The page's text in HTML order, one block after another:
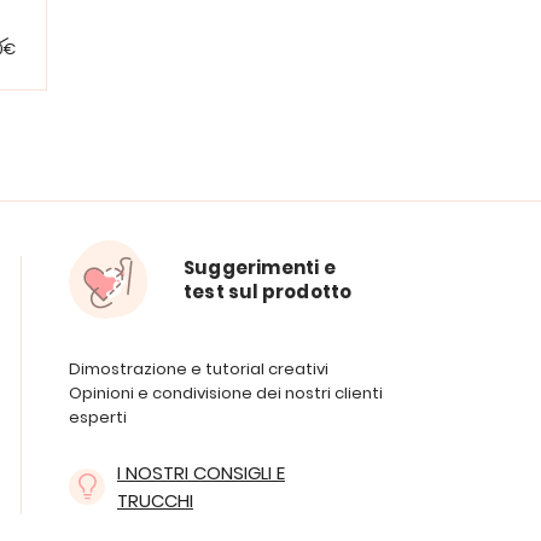
Suggerimenti e
test sul prodotto
Dimostrazione e tutorial creativi
Opinioni e condivisione dei nostri clienti
esperti
I NOSTRI CONSIGLI E
TRUCCHI